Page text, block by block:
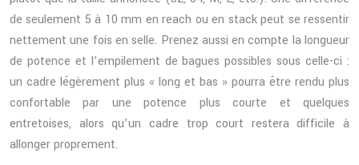
de seulement 5 à 10 mm en reach ou en stack peut se ressentir
nettement une fois en selle. Prenez aussi en compte la longueur
de potence et l’empilement de bagues possibles sous celle-ci :
un cadre légèrement plus « long et bas » pourra être rendu plus
confortable par une potence plus courte et quelques
entretoises, alors qu’un cadre trop court restera difficile à
allonger proprement.